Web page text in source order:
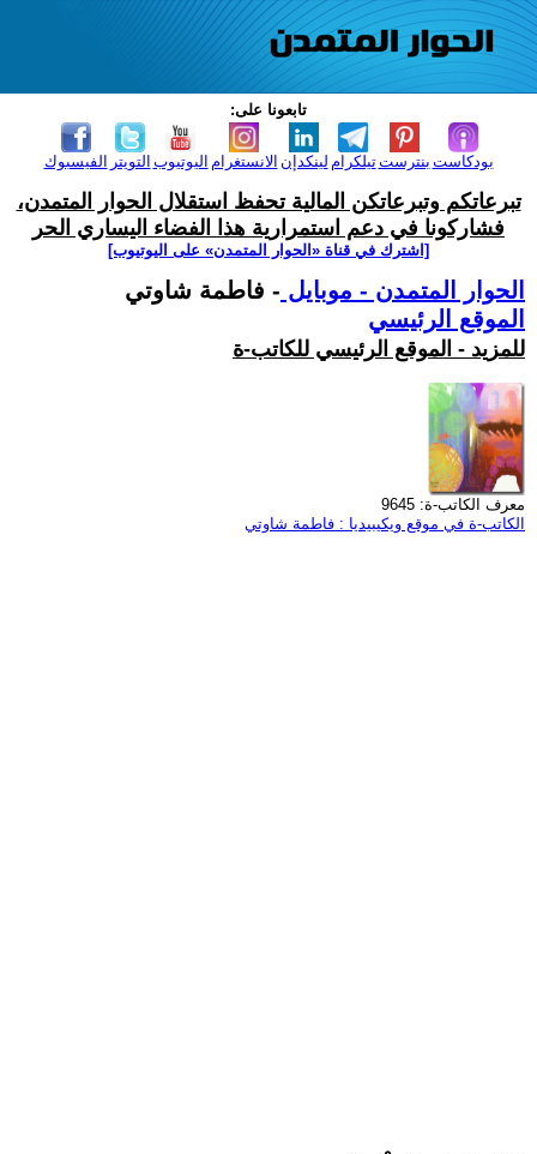
تابعونا على:
الفيسبوك التويتر اليوتيوب الانستغرام لينكدإن تيلكرامبنترست بودكاست
تبرعاتكم وتبرعاتكن المالية تحفظ استقلال الحوار المتمدن،
فشاركونا في دعم استمرارية هذا الفضاء اليساري الحر
[اشترك في قناة ‫«الحوار المتمدن» على اليوتيوب]
الحوار المتمدن - موبايل - فاطمة شاوتي
الموقع الرئيسي
للمزيد - الموقع الرئيسي للكاتب-ة
معرف الكاتب-ة: 9645
الكاتب-ة في موقع ويكيبيديا : فاطمة شاوتي